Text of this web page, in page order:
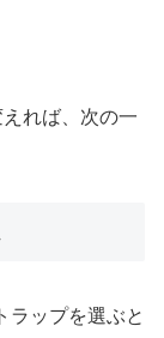
れば、次の一
ラップを選ぶと